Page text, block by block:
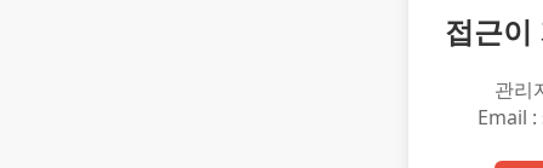
접근이
관리
Email